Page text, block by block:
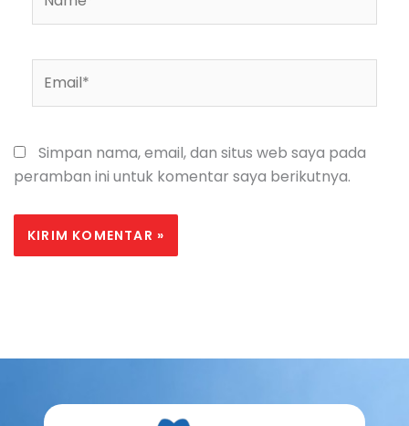
Simpan nama, email, dan situs web saya pada
peramban ini untuk komentar saya berikutnya.